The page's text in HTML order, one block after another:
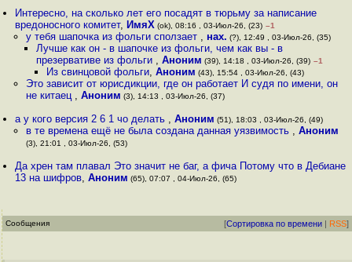
Интересно, на сколько лет его посадят в тюрьму за написание
вредоносного комитет, ИмяХ (ok), 08:16 , 03-Июл-26, (23) –1
у тебя шапочка из фольги сползает , нах. (?), 12:49 , 03-Июл-26, (35)
Лучше как он - в шапочке из фольги, чем как вы - в
презервативе из фольги , Аноним (39), 14:18 , 03-Июл-26, (39) –1
Из свинцовой фольги,Аноним (43), 15:54 , 03-Июл-26, (43)
Это зависит от юрисдикции, где он работает И судя по имени, он
не китаец , Аноним (3), 14:13 , 03-Июл-26, (37)
а у кого версия 2 6 1 чо делать ,Аноним (51), 18:03 , 03-Июл-26, (49)
в те времена ещё не была создана данная уязвимость , Аноним
(3), 21:01 , 03-Июл-26, (53)
Да хрен там плавал Это значит не баг, а фича Потому что в Дебиане
13 на шифров,Аноним (65), 07:07 , 04-Июл-26, (65)
Сообщения [Сортировка по времени | RSS]